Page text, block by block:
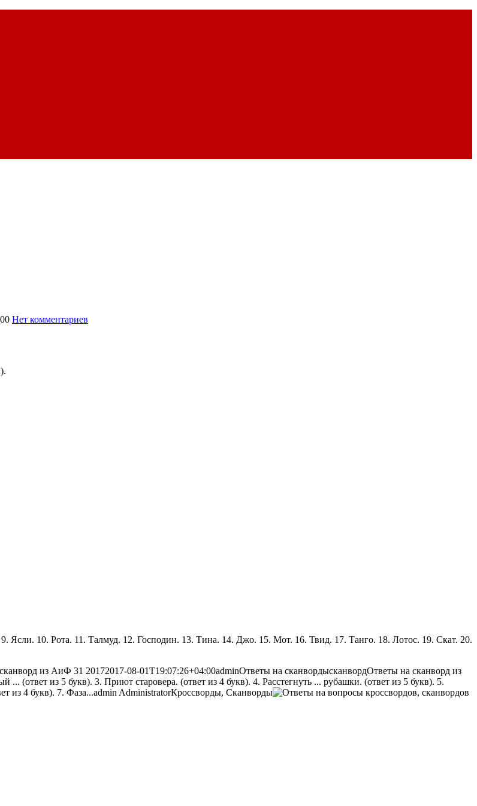
Нет комментариев
Ясли. 10. Рота. 11. Талмуд. 12. Господин. 13. Тина. 14. Джо. 15. Мот. 16. Твид. 17. Танго. 18. Лотос. 19. Скат. 20.
из АиФ 31 20172017-08-01T19:07:26+04:00adminОтветы на сканвордысканвордОтветы на сканворд из
(ответ из 5 букв). 3. Приют старовера. (ответ из 4 букв). 4. Расстегнуть ... рубашки. (ответ из 5 букв). 5.
из 4 букв). 7. Фаза...admin AdministratorКроссворды, Сканворды